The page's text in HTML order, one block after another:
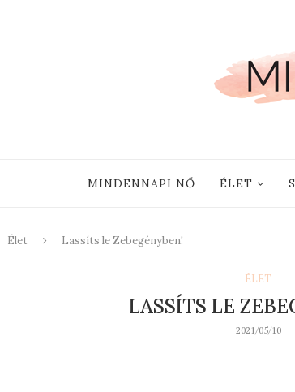
MINDENNAPI NŐ ÉLET
Élet Lassíts le Zebegényben!
ÉLET
LASSÍTS LE
2021/05/10